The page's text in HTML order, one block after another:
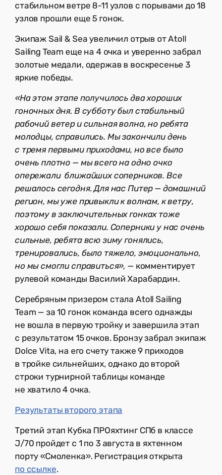
стабильном ветре 8-11 узлов с порывами до 18
узлов прошли еще 5 гонок.
Экипаж Sail & Sea увеличил отрыв от Atoll
Sailing Team еще на 4 очка и уверенно забрал
золотые медали, одержав в воскресенье 3
яркие победы.
«На этом этапе получилось два хороших
гоночных дня. В субботу был стабильный
рабочий ветер и сильная волна, но ребята
молодцы, справились. Мы закончили день
с тремя первыми приходами, но все было
очень плотно — мы всего на одно очко
опережали ближайших соперников. Все
решалось сегодня. Для нас Питер — домашний
регион, мы уже привыкли к волнам, к ветру,
поэтому в заключительных гонках тоже
хорошо себя показали. Соперники у нас очень
сильные, ребята всю зиму гонялись,
тренировались, было тяжело, эмоционально,
но мы смогли справиться», — комментирует
рулевой команды Василий Харабардин.
Серебряным призером стала Atoll Sailing
Team — за 10 гонок команда всего однажды
не вошла в первую тройку и завершила этап
с результатом 15 очков. Бронзу забрал экипаж
Dolce Vita, на его счету также 9 приходов
в тройке сильнейших, однако до второй
строки турнирной таблицы команде
не хватило 4 очка.
Результаты второго этапа
Третий этап Кубка ПРОяхтинг СПб в классе
J/70 пройдет с 1 по 3 августа в яхтенном
порту «Смоленка». Регистрация открыта
по ссылке.